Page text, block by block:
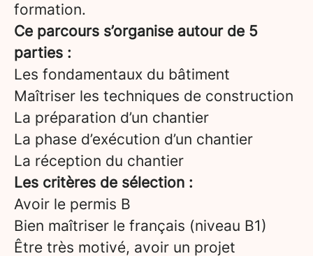
formation.
Ce parcours s’organise autour de 5
parties :
Les fondamentaux du bâtiment
Maîtriser les techniques de construction
La préparation d’un chantier
La phase d’exécution d’un chantier
La réception du chantier
Les critères de sélection :
Avoir le permis B
Bien maîtriser le français (niveau B1)
Être très motivé, avoir un projet